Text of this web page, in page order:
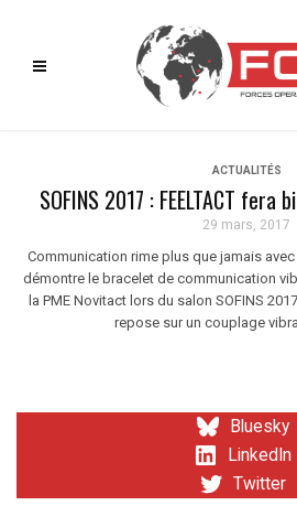
ACTUALITÉS
SOFINS 2017 : FEELTACT fera
29 mars, 2017
Communication rime plus que jamais
démontre le bracelet de communication
la PME Novitact lors du salon SOFINS
repose sur un couplage
Bluesky
LinkedIn
Twitter